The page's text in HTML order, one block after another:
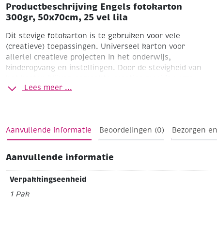
Productbeschrijving Engels fotokarton
300gr, 50x70cm, 25 vel lila
Dit stevige fotokarton is te gebruiken voor vele
(creatieve) toepassingen. Universeel karton voor
allerlei creatieve projecten in het onderwijs,
kinderopvang en instellingen. Door de stevigheid van
Ideal karton voor iedereen van die van sprankelend,
Lees meer ...
Aanvullende informatie Beoordelingen (0) Bezorgen
Aanvullende informatie
Verpakkingseenheid
1 Pak